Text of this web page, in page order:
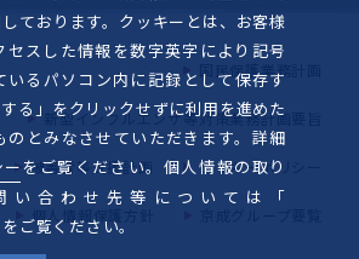
国民保護業務計画
新型インフルエンザ等対策業務計画要旨
被害者等支援計画 クッキーポリシー
個人情報保護方針
ております。クッキーとは、お客様
セスした情報を数字英字により記号
いるパソコン内に記録として保存す
る」をクリックせずに利用を進めた
のとみなさせていただきます。詳細
をご覧ください。個人情報の取り
い合わせ先等については「
をご覧ください。